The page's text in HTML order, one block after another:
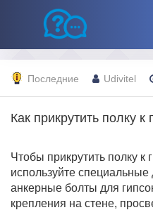
Последние Udivitel
Как прикрутить полку к
Чтобы прикрутить полку к
используйте
анкерные болты для
крепления на стене,